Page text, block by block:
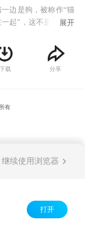
边是狗，被称作“猫
起”，这不是件容易
喜欢追垃圾车，而
明，然而却又是最
互相支持——当然，
展开
下载 分享
有
继续使用浏览器
打开